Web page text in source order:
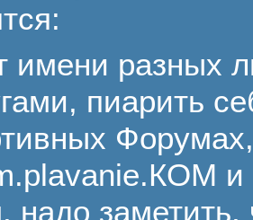
имени разных
пиарить
и
надо заметить,